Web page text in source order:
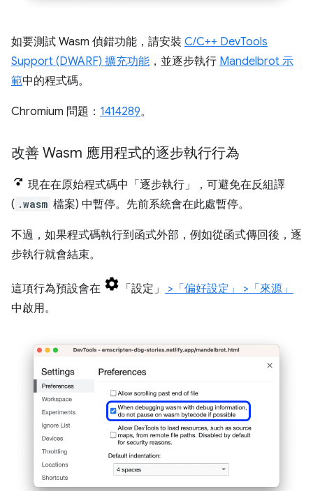
如要測試 Wasm 偵錯功能，請安裝 C/C++ DevTools
Support (DWARF) 擴充功能 ，並逐步執行 Mandelbrot 示
範中的程式碼。
Chromium 問題： 1414289。
改善 Wasm 應用程式的逐步執行行為
現在在原始程式碼中「逐步執行」
，可避免在反組譯
( .wasm 檔案) 中暫停。先前系統會在此處暫停。
不過，如果程式碼執行到函式外部，例如從函式傳回後，逐
步執行就會結束。
這項行為預設會在 「設定」 >「偏好設定」
>「來源」
中啟用。